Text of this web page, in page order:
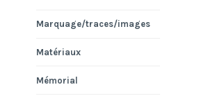
Marquage/traces/images
Matériaux
Mémorial